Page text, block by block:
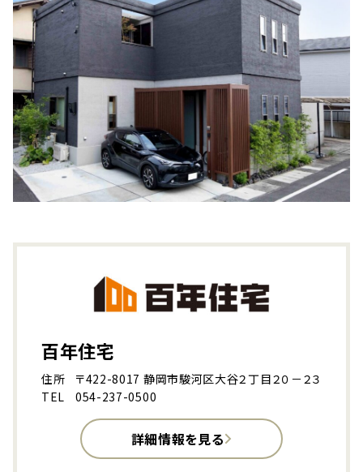
百年住宅
住所
〒422-8017 静岡市駿河区大谷２丁目２０－２３
TEL
054-237-0500
詳細情報を見る